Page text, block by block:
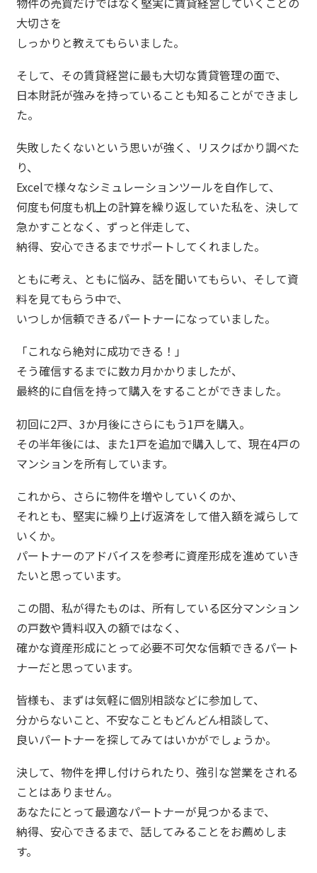
大切さを
しっかりと教えてもらいました。
そして、その賃貸経営に最も大切な賃貸管理の面で、
日本財託が強みを持っていることも知ることができまし
た。
失敗したくないという思いが強く、リスクばかり調べた
り、
Excelで様々なシミュレーションツールを自作して、
何度も何度も机上の計算を繰り返していた私を、決して
急かすことなく、ずっと伴走して、
納得、安心できるまでサポートしてくれました。
ともに考え、ともに悩み、話を聞いてもらい、そして資
料を見てもらう中で、
いつしか信頼できるパートナーになっていました。
「これなら絶対に成功できる！」
そう確信するまでに数カ月かかりましたが、
最終的に自信を持って購入をすることができました。
初回に2戸、3か月後にさらにもう1戸を購入。
その半年後には、また1戸を追加で購入して、現在4戸の
マンションを所有しています。
これから、さらに物件を増やしていくのか、
それとも、堅実に繰り上げ返済をして借入額を減らして
いくか。
パートナーのアドバイスを参考に資産形成を進めていき
たいと思っています。
この間、私が得たものは、所有している区分マンション
の戸数や賃料収入の額ではなく、
確かな資産形成にとって必要不可欠な信頼できるパート
ナーだと思っています。
皆様も、まずは気軽に個別相談などに参加して、
分からないこと、不安なこともどんどん相談して、
良いパートナーを探してみてはいかがでしょうか。
決して、物件を押し付けられたり、強引な営業をされる
ことはありません。
あなたにとって最適なパートナーが見つかるまで、
納得、安心できるまで、話してみることをお薦めしま
す。